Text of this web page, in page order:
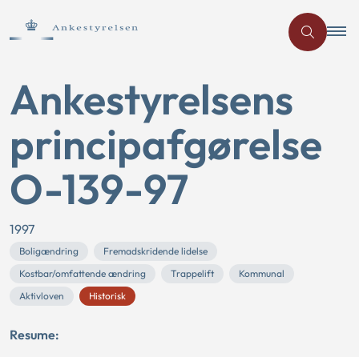
Ankestyrelsens
principafgørelse
O-139-97
1997
Boligændring
Fremadskridende lidelse
Kostbar/omfattende ændring
Trappelift
Kommunal
Aktivloven
Historisk
Resume: